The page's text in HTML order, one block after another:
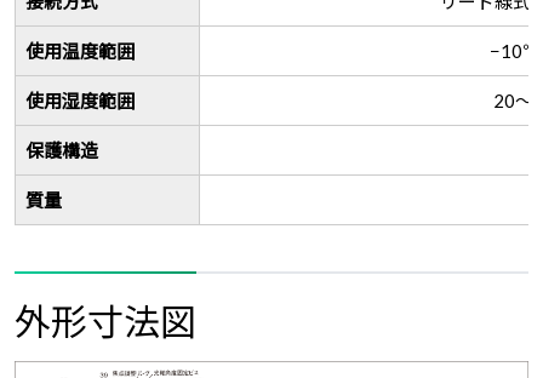
使用温度範囲 −10℃
使用湿度範囲 20～
保護構造
質量
外形寸法図